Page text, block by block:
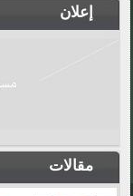
إعلان
مقالات